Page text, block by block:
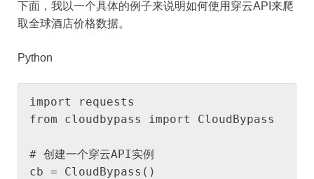
下面，我以一个具体的例子来说明如何使用穿云API来爬
取全球酒店价格数据。
Python
import requests
from cloudbypass import CloudBypass
# 创建一个穿云API实例
cb = CloudBypass()